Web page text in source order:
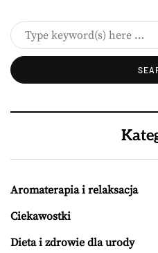
Aromaterapia i relaksacja
Ciekawostki
Dieta i zdrowie dla urody